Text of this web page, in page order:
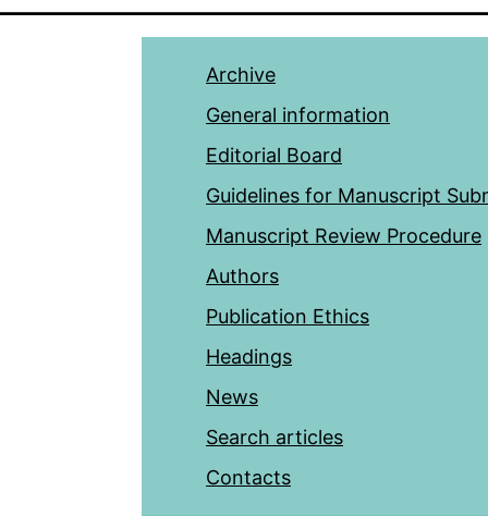
Archive
General information
Editorial Board
Guidelines for Manuscript
Manuscript Review Procedure
Authors
Publication Ethics
Headings
News
Search articles
Contacts